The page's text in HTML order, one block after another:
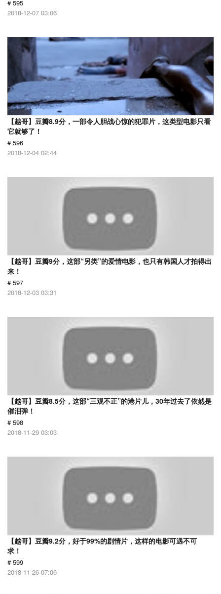
# 595
2018-12-07 03:06
【越哥】豆瓣8.9分，一部令人胆战心惊的犯罪片，这类型电影只看
它就够了！
# 596
2018-12-04 02:44
【越哥】豆瓣9分，这部“另类”的爱情电影，也只有韩国人才拍得出
来！
# 597
2018-12-03 03:31
【越哥】豆瓣8.5分，这部“三观不正”的港片儿，30年过去了依然是
催泪弹！
# 598
2018-11-29 03:03
【越哥】豆瓣9.2分，好于99%的剧情片，这样的电影可遇不可
求！
# 599
2018-11-26 07:06